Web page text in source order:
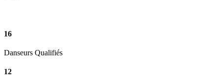
16
Danseurs Qualifiés
12